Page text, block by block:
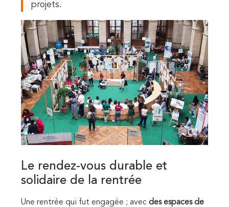
projets.
Le rendez-vous durable et
solidaire de la rentrée
Une rentrée qui fut engagée ; avec des espaces de